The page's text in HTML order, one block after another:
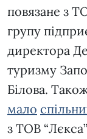
повязане з
групу
директора
туризму
Білова.
мало
з ТОВ